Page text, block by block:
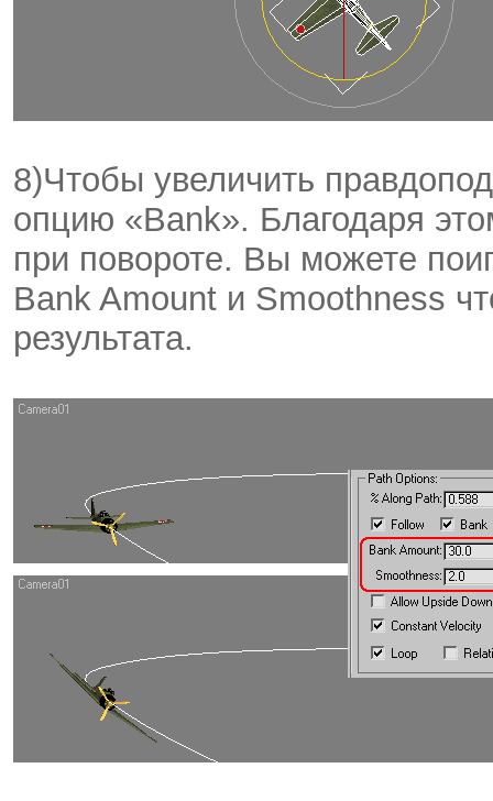
8)Чтобы увеличить
опцию «Bank». Благодаря
при повороте. Вы можете
Bank Amount и Smoothness
результата.